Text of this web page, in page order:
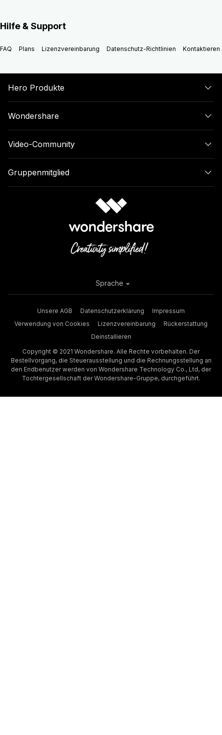
Hilfe & Support
FAQ Plans Lizenzvereinbarung Datenschutz-Richtlinien Kontaktieren
Hero Produkte
Wondershare
Video-Community
Gruppenmitglied
Unsere AGB Datenschutzerklärung
Impressum
Verwendung von Cookies
Lizenzvereinbarung
Rückerstattung
Deinstallieren
Copyright © 2021 Wondershare. Alle Rechte vorbehalten. Der
Bestellvorgang, die Steuerausstellung und die Rechnungsstellung an
den Endbenutzer werden von Wondershare Technology Co., Ltd, der
Tochtergesellschaft der Wondershare-Gruppe, durchgeführt.
Sprache